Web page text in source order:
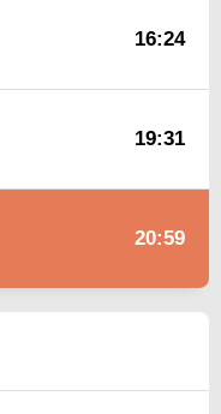
16:24
19:31
20:59